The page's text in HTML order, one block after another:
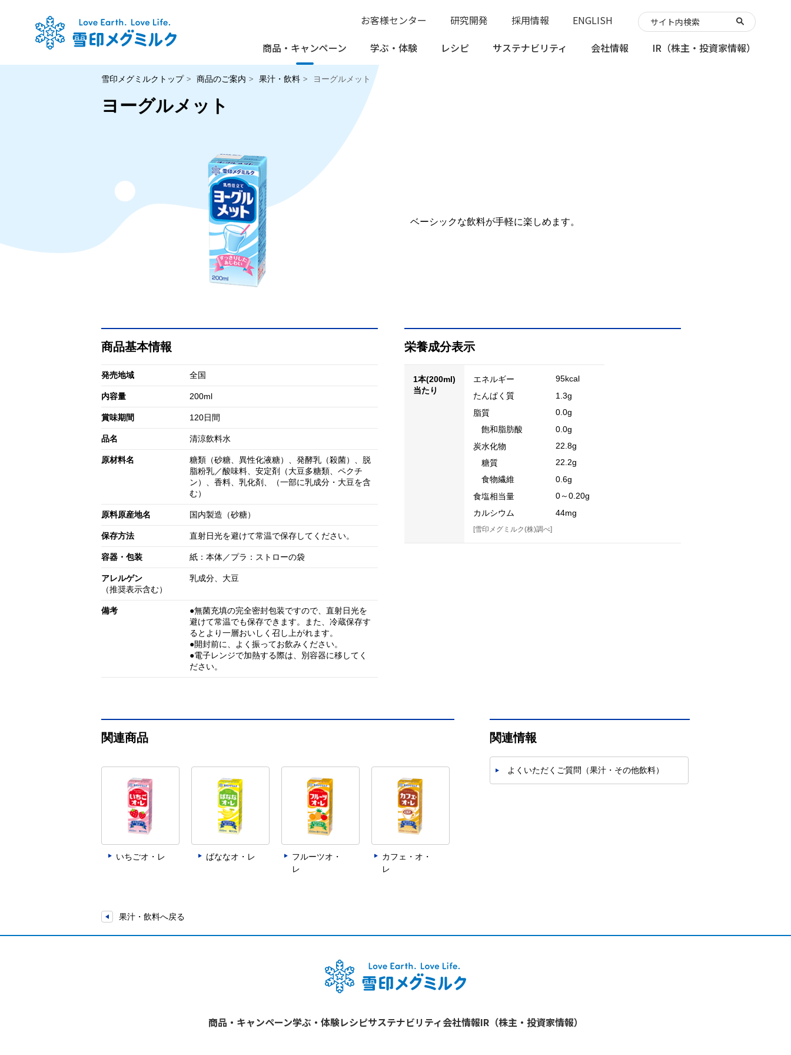
商品・ キャンペーン 学ぶ・ 体験 レシピ サステナビリティ 会社情報 IR （株主・投資家情報）
お客様センター 研究開発 採用情報 ENGLISH
雪印メグミルクトップ 商品のご案内 果汁・飲料 ヨーグルメット
ヨーグルメット
ベーシックな飲料が手軽に楽しめます。
商品基本情報
発売地域 全国
内容量 200ml
賞味期間 120日間
品名 清涼飲料水
原材料名
糖類（砂糖、異性化液糖）、発酵乳（殺菌）、脱
脂粉乳／酸味料、安定剤（大豆多糖類、ペクチ
ン）、香料、乳化剤、（一部に乳成分・大豆を含
む）
原料原産地名 国内製造（砂糖）
保存方法 直射日光を避けて常温で保存してください。
容器・包装 紙：本体／プラ：ストローの袋
アレルゲン
（推奨表示含む）
乳成分、大豆
備考
●無菌充填の完全密封包装ですので、直射日光を
避けて常温でも保存できます。また、冷蔵保存す
るとより一層おいしく召し上がれます。
●開封前に、よく振ってお飲みください。
●電子レンジで加熱する際は、別容器に移してく
ださい。
栄養成分表示
1本(200ml)
当たり
エネルギー
95kcal
たんぱく質
1.3g
脂質
0.0g
飽和脂肪酸
0.0g
炭水化物
22.8g
糖質
22.2g
食物繊維
0.6g
食塩相当量
0～0.20g
カルシウム
44mg
[雪印メグミルク(株)調べ]
関連商品
いちごオ・レ ばななオ・レ
フルーツオ・
レ
カフェ・オ・
レ
関連情報
よくいただくご質問（果汁・その他飲料）
果汁・飲料へ戻る
商品・キャンペーン学ぶ・体験レシピサステナビリティ会社情報IR（株主・投資家情報）